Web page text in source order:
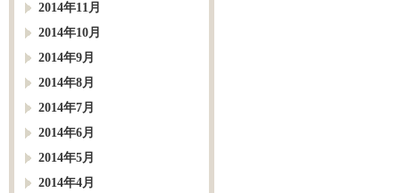
2014年11月
2014年10月
2014年9月
2014年8月
2014年7月
2014年6月
2014年5月
2014年4月